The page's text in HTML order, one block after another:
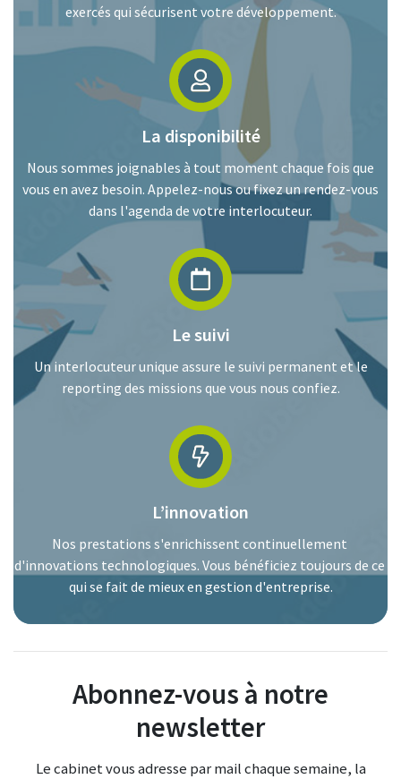
exercés qui sécurisent votre développement.
La disponibilité
Nous sommes joignables à tout moment chaque fois que
vous en avez besoin. Appelez-nous ou fixez un rendez-vous
dans l'agenda de votre interlocuteur.
Le suivi
Un interlocuteur unique assure le suivi permanent et le
reporting des missions que vous nous confiez.
L’innovation
Nos prestations s'enrichissent continuellement
d'innovations technologiques. Vous bénéficiez toujours de ce
qui se fait de mieux en gestion d'entreprise.
Abonnez-vous à notre
newsletter
Le cabinet vous adresse par mail chaque semaine, la